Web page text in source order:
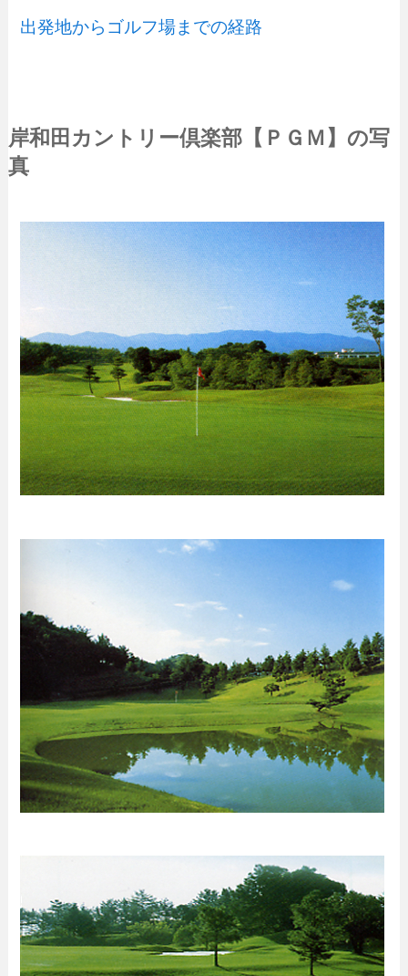
出発地からゴルフ場までの経路
岸和田カントリー倶楽部【ＰＧＭ】の写
真